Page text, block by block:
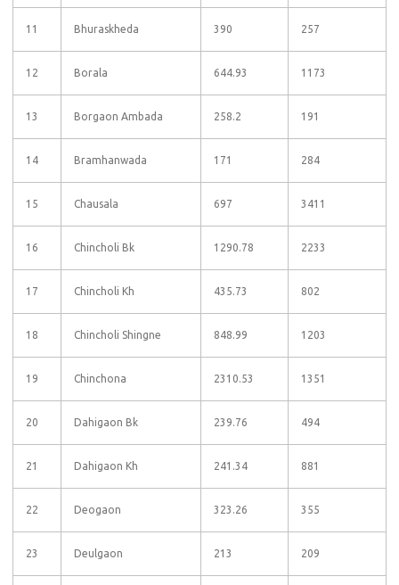
11 Bhuraskheda 390 257
12 Borala 644.93 1173
13 Borgaon Ambada 258.2 191
14 Bramhanwada 171 284
15 Chausala 697 3411
16 Chincholi Bk 1290.78 2233
17 Chincholi Kh 435.73 802
18 Chincholi Shingne 848.99 1203
19 Chinchona 2310.53 1351
20 Dahigaon Bk 239.76 494
21 Dahigaon Kh 241.34 881
22 Deogaon 323.26 355
23 Deulgaon 213 209